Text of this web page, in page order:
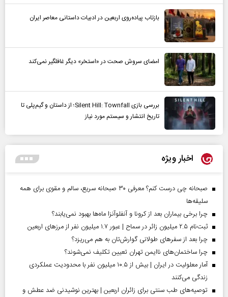
بازتاب پیاده‌روی اربعین در ادبیات داستانی معاصر ایران
امضای سروش صحت در «استخر» دیگر غافلگیر نمی‌کند
بررسی بازی Silent Hill: Townfall؛ از داستان و گیم‌پلی تا
تاریخ انتشار و سیستم مورد نیاز
اخبار ویژه
صبحانه چی درست کنم؟ معرفی ۳۰ صبحانه سریع، سالم و مقوی برای همه
سلیقه‌ها
چرا برخی بیماران بعد از کرونا و آنفلوآنزا ماه‌ها بهبود نمی‌یابند؟
ثبت‌نام ۲.۵ میلیون زائر در سماح | عبور ۱.۷ میلیون نفر از مرز‌های اربعین
چرا بعد از سفرهای طولانی گوارش‌تان به هم می‌ریزد؟
چرا ساختمان‌های ناایمن تهران تعیین تکلیف نمی‌شوند؟
آمار معلولیت در ایران | بیش از ۱۰.۵ میلیون نفر با محدودیت عملکردی
زندگی می‌کنند
توصیه‌های طب سنتی برای زائران اربعین | بهترین نوشیدنی ضد عطش و